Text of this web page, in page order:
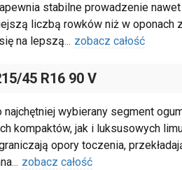
stabilne prowadzenie
liczbą rowków niż w oponach
na lepszą... zobacz całość
45 R16 90 V
wybierany segment
kompaktów, jak i luksusowych
opory toczenia,
... zobacz całość